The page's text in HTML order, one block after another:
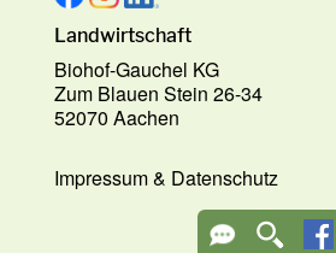
Landwirtschaft
Biohof-Gauchel KG
Zum Blauen Stein 26-34
52070 Aachen
Impressum& Datenschutz